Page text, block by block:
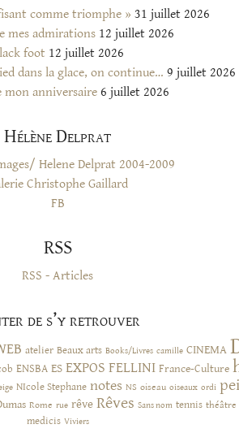
comme triomphe » 31 juillet 2026
mes admirations 12 juillet 2026
foot 12 juillet 2026
dans la glace, on continue… 9 juillet 2026
mon anniversaire 6 juillet 2026
Hélène Delprat
Helene Delprat 2004-2009
Christophe Gaillard
FB
RSS
RSS - Articles
de s’y retrouver
atelier Beaux arts Books/Livres camille CINEMA
ENSBA ES EXPOS FELLINI France-Culture
NIcole Stephane notes NS oiseau oiseaux ordi
Rome rue rêve Rêves Sans nom tennis théâtre
medicis Viviers